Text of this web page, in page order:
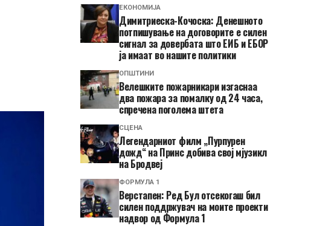
ЕКОНОМИЈА
Димитриеска-Кочоска: Денешното
потпишување на договорите е силен
сигнал за довербата што ЕИБ и ЕБОР
ја имаат во нашите политики
ОПШТИНИ
Велешките пожарникари изгаснаа
два пожара за помалку од 24 часа,
спречена поголема штета
СЦЕНА
Легендарниот филм „Пурпурен
дожд“ на Принс добива свој мјузикл
на Бродвеј
ФОРМУЛА 1
Верстапен: Ред Бул отсекогаш бил
силен поддржувач на моите проекти
надвор од Формула 1